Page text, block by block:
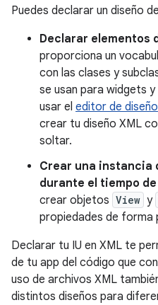
Puedes declarar un diseño
Declarar elementos
proporciona un
con las clases y
se usan para widgets
usar el editor de diseño
crear tu diseño XML
soltar.
Crear una instancia
durante el tiempo
crear objetos View y
propiedades de forma
Declarar tu IU en XML te
de tu app del código que
uso de archivos XML
distintos diseños para